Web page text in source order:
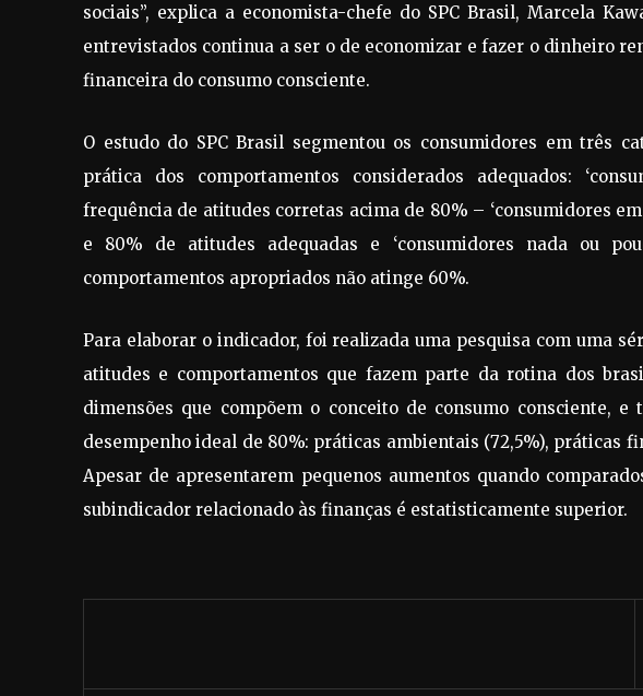
sociais”, explica a economista-chefe do SPC Brasil, Marcela
entrevistados continua a ser o de economizar e fazer o dinheiro
financeira do consumo consciente.
O estudo do SPC Brasil segmentou os consumidores em três
prática dos comportamentos considerados adequados:
frequência de atitudes corretas acima de 80% – ‘consumidores
e 80% de atitudes adequadas e ‘consumidores nada ou
comportamentos apropriados não atinge 60%.
Para elaborar o indicador, foi realizada uma pesquisa com uma
atitudes e comportamentos que fazem parte da rotina dos
dimensões que compõem o conceito de consumo consciente,
desempenho ideal de 80%: práticas ambientais (72,5%), práticas
Apesar de apresentarem pequenos aumentos quando
subindicador relacionado às finanças é estatisticamente superior.